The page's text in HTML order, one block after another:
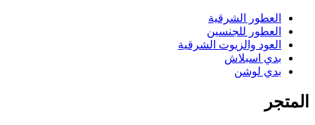
العطور الشرقية
العطور للجنسين
العود والزيوت الشرقية
بدي اسبلاش
بدي لوشن
المتجر